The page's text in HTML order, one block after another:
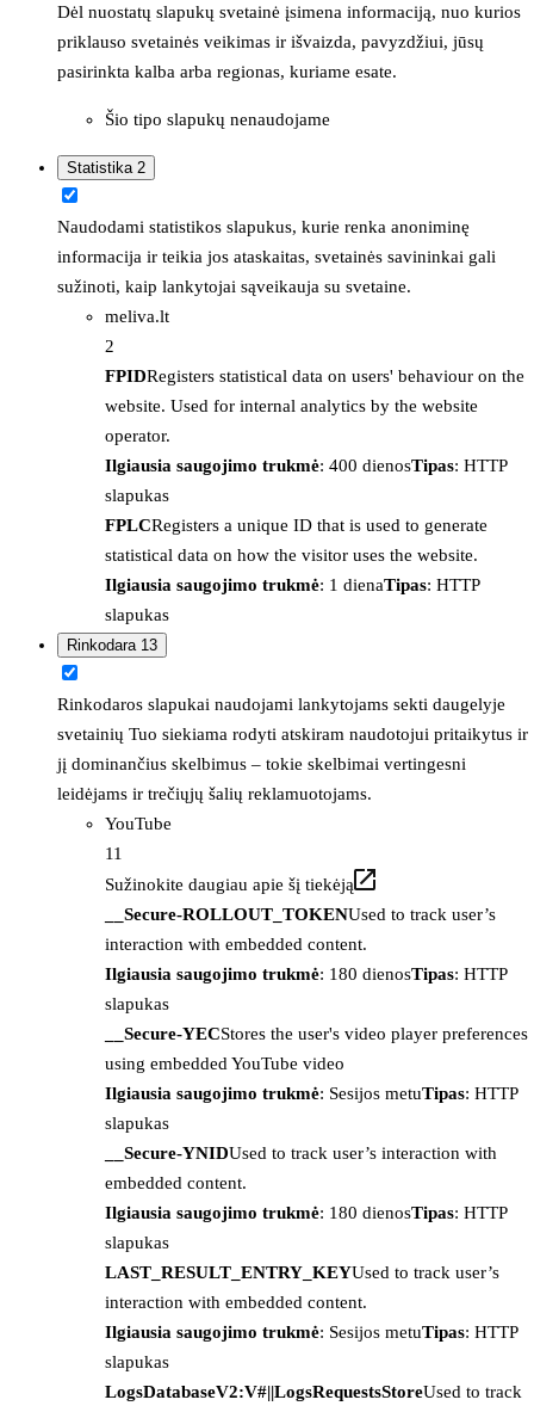
Dėl nuostatų slapukų svetainė įsimena informaciją, nuo kurios
priklauso svetainės veikimas ir išvaizda, pavyzdžiui, jūsų
pasirinkta kalba arba regionas, kuriame esate.
Šio tipo slapukų nenaudojame
Statistika 2
Naudodami statistikos slapukus, kurie renka anoniminę
informacija ir teikia jos ataskaitas, svetainės savininkai gali
sužinoti, kaip lankytojai sąveikauja su svetaine.
meliva.lt
2
FPIDRegisters statistical data on users' behaviour on the
website. Used for internal analytics by the website
operator.
Ilgiausia saugojimo trukmė: 400 dienosTipas: HTTP
slapukas
FPLCRegisters a unique ID that is used to generate
statistical data on how the visitor uses the website.
Ilgiausia saugojimo trukmė: 1 dienaTipas: HTTP
slapukas
Rinkodara 13
Rinkodaros slapukai naudojami lankytojams sekti daugelyje
svetainių Tuo siekiama rodyti atskiram naudotojui pritaikytus ir
jį dominančius skelbimus – tokie skelbimai vertingesni
leidėjams ir trečiųjų šalių reklamuotojams.
YouTube
11
Sužinokite daugiau apie šį tiekėją
__Secure-ROLLOUT_TOKENUsed to track user’s
interaction with embedded content.
Ilgiausia saugojimo trukmė: 180 dienosTipas: HTTP
slapukas
__Secure-YECStores the user's video player preferences
using embedded YouTube video
Ilgiausia saugojimo trukmė: Sesijos metuTipas: HTTP
slapukas
__Secure-YNIDUsed to track user’s interaction with
embedded content.
Ilgiausia saugojimo trukmė: 180 dienosTipas: HTTP
slapukas
LAST_RESULT_ENTRY_KEYUsed to track user’s
interaction with embedded content.
Ilgiausia saugojimo trukmė: Sesijos metuTipas: HTTP
slapukas
LogsDatabaseV2:V#||LogsRequestsStoreUsed to track